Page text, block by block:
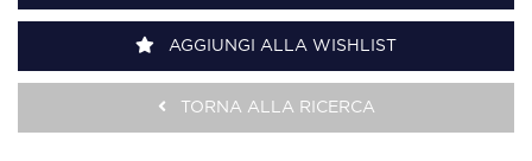
AGGIUNGI ALLA WISHLIST
TORNA ALLA RICERCA